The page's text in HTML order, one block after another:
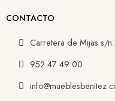
CONTACTO
Carretera de Mijas s/
952 47 49 00